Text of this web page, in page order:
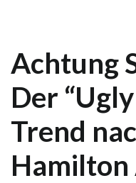
Achtung
Der
Trend